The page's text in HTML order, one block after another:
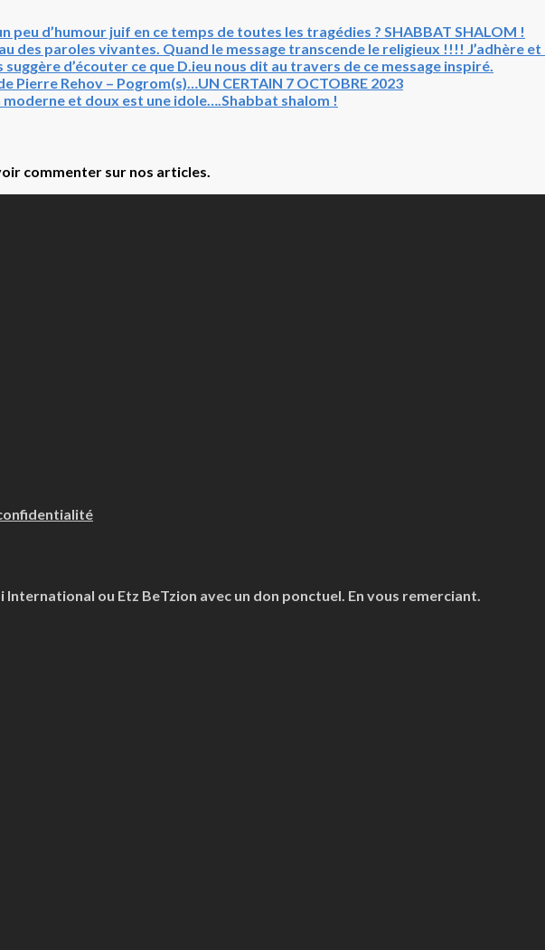
d’humour juif en ce temps de toutes les tragédies ? SHABBAT SHALOM !
des paroles vivantes. Quand le message transcende le religieux !!!! J’adhère
d’écouter ce que D.ieu nous dit au travers de ce message inspiré.
Pierre Rehov – Pogrom(s)…UN CERTAIN 7 OCTOBRE 2023
moderne et doux est une idole….Shabbat shalom !
commenter sur nos articles.
ou Etz BeTzion avec un don ponctuel. En vous remerciant.